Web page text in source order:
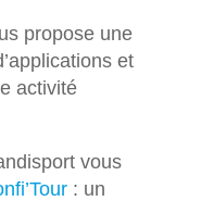
propose une
et
activité
vous
: un